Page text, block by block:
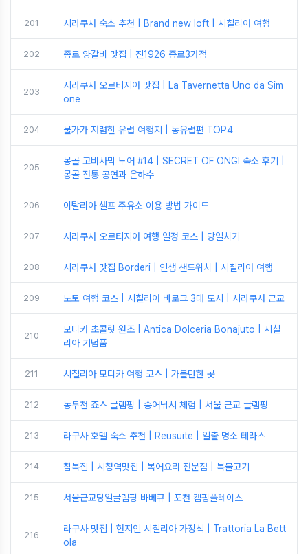
201 시라쿠사 숙소 추천 | Brand new loft | 시칠리아 여행
202 종로 양갈비 맛집 | 진1926 종로3가점
203
시라쿠사 오르티지아 맛집 | La Tavernetta Uno da Sim
one
204 물가가 저렴한 유럽 여행지 | 동유럽편 TOP4
205
몽골 고비사막 투어 #14 | SECRET OF ONGI 숙소 후기 |
몽골 전통 공연과 은하수
206 이탈리아 셀프 주유소 이용 방법 가이드
207 시라쿠사 오르티지아 여행 일정 코스 | 당일치기
208 시라쿠사 맛집 Borderi | 인생 샌드위치 | 시칠리아 여행
209 노토 여행 코스 | 시칠리아 바로크 3대 도시 | 시라쿠사 근교
210
모디카 초콜릿 원조 | Antica Dolceria Bonajuto | 시칠
리아 기념품
211 시칠리아 모디카 여행 코스 | 가볼만한 곳
212 동두천 죠스 글램핑 | 송어낚시 체험 | 서울 근교 글램핑
213 라구사 호텔 숙소 추천 | Reusuite | 일출 명소 테라스
214 참복집 | 시청역맛집 | 복어요리 전문점 | 복불고기
215 서울근교당일글램핑 바베큐 | 포천 캠핑플레이스
216
라구사 맛집 | 현지인 시칠리아 가정식 | Trattoria La Bett
ola